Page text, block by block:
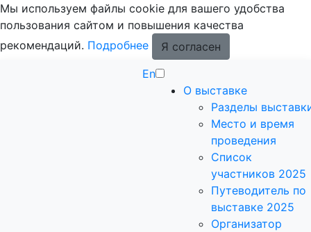
Мы используем файлы cookie для вашего удобства
пользования сайтом и повышения качества
рекомендаций. Подробнее
Я согласен
En
О выставке
Разделы
Место и время
проведения
Список
участников 2025
Путеводитель по
выставке 2025
Организатор